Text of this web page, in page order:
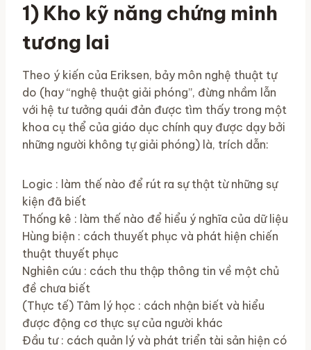
1) Kho kỹ năng chứng minh
tương lai
Theo ý kiến ​​của Eriksen, bảy môn nghệ thuật tự
do (hay “nghệ thuật giải phóng”, đừng nhầm lẫn
với hệ tư tưởng quái đản được tìm thấy trong một
khoa cụ thể của giáo dục chính quy được dạy bởi
những người không tự giải phóng) là, trích dẫn:
Logic : làm thế nào để rút ra sự thật từ những sự
kiện đã biết
Thống kê : làm thế nào để hiểu ý nghĩa của dữ liệu
Hùng biện : cách thuyết phục và phát hiện chiến
thuật thuyết phục
Nghiên cứu : cách thu thập thông tin về một chủ
đề chưa biết
(Thực tế) Tâm lý học : cách nhận biết và hiểu
được động cơ thực sự của người khác
Đầu tư : cách quản lý và phát triển tài sản hiện có